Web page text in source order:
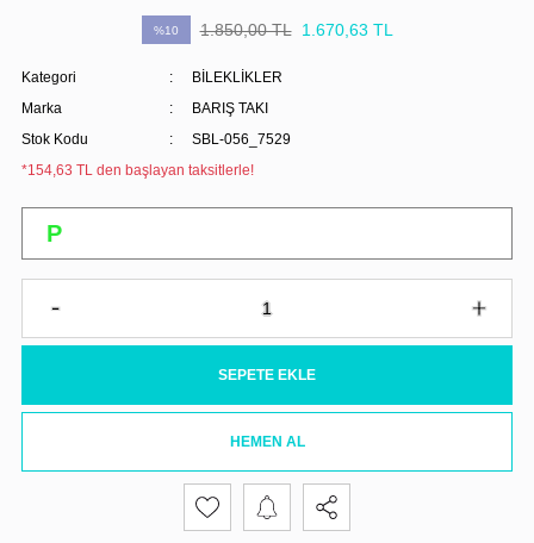
%10 1.850,00 TL 1.670,63 TL
Kategori
BİLEKLİKLER
Marka
BARIŞ TAKI
Stok Kodu
SBL-056_7529
*154,63 TL den başlayan taksitlerle!
SEPETE EKLE
HEMEN AL